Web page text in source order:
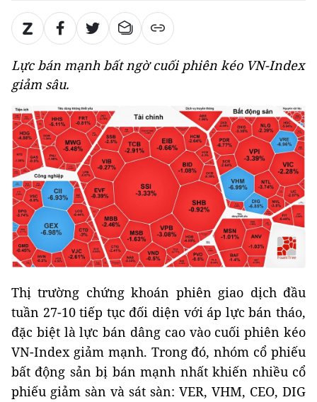
Lực bán mạnh bất ngờ cuối phiên kéo VN-Index
giảm sâu.
Thị trường chứng khoán phiên giao dịch đầu
tuần 27-10 tiếp tục đối diện với áp lực bán tháo,
đặc biệt là lực bán dâng cao vào cuối phiên kéo
VN-Index giảm mạnh. Trong đó, nhóm cổ phiếu
bất động sản bị bán mạnh nhất khiến nhiều cổ
phiếu giảm sàn và sát sàn: VER, VHM, CEO, DIG